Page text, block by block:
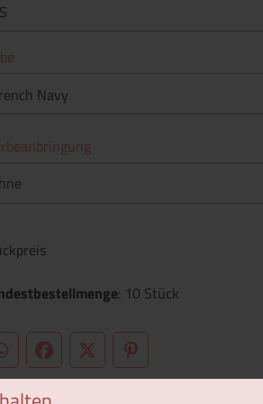
Navy
: 10 Stück
WhatsAppFacebookTwitterPinterest